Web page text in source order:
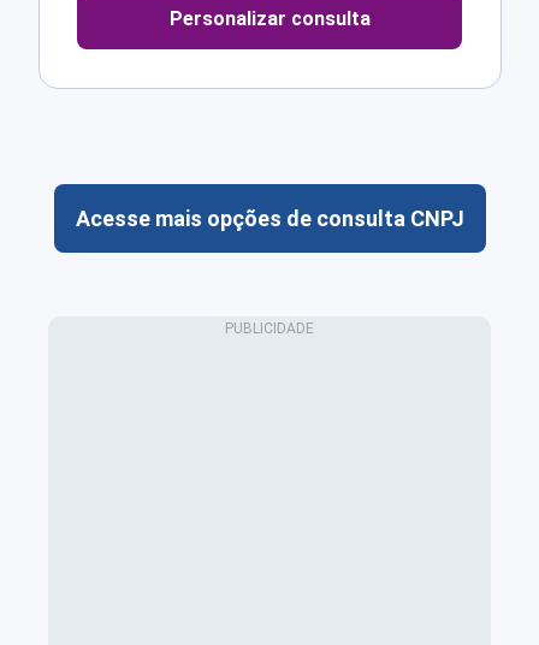
Personalizar consulta
Acesse mais opções de consulta CNPJ